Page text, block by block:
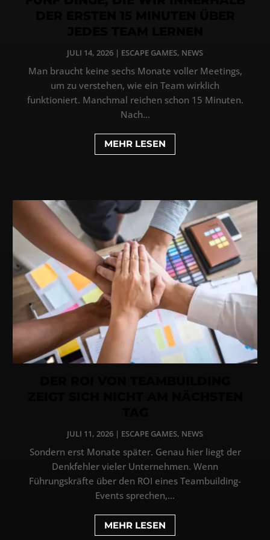
JULI 14, 2026 | ESCAPE GAMES, NEWS
Man braucht keine sechs Monate voller Meetings,
um zu verstehen, wie ein Team wirklich
funktioniert. Manchmal reichen schon 15 Minuten.
Nach...
MEHR LESEN
JULI 11, 2026 | ESCAPE GAMES, NEWS
Sondern erst Monate später. Genau hier liegt der
Denkfehler vieler Unternehmen. Wenn
Führungskräfte über den ROI eines Teambuilding-
Events sprechen,...
MEHR LESEN